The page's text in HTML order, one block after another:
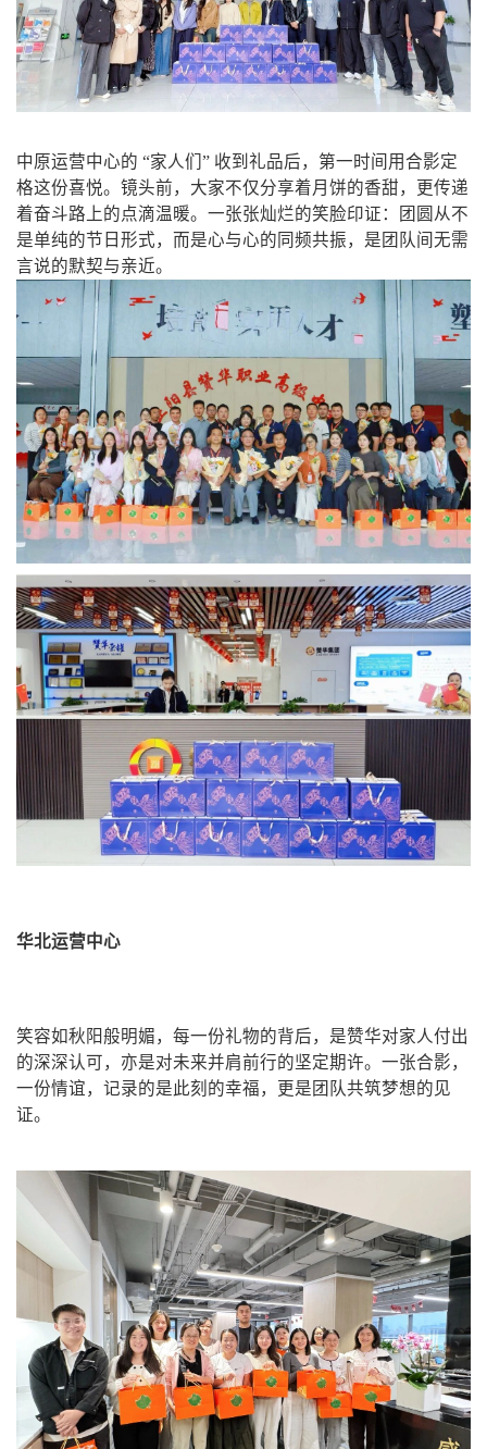
中原运营中心的 “家人们” 收到礼品后，第一时间用合影定
格这份喜悦。镜头前，大家不仅分享着月饼的香甜，更传递
着奋斗路上的点滴温暖。一张张灿烂的笑脸印证：团圆从不
是单纯的节日形式，而是心与心的同频共振，是团队间无需
言说的默契与亲近。
华北运营中心
笑容如秋阳般明媚，每一份礼物的背后，是赞华对家人付出
的深深认可，亦是对未来并肩前行的坚定期许。一张合影，
一份情谊，记录的是此刻的幸福，更是团队共筑梦想的见
证。